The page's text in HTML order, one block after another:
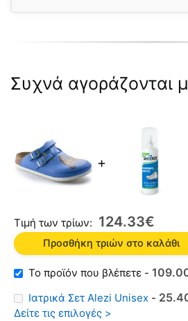
Συχνά αγοράζονται
+
Τιμή των τρίων: 124.33€
Προσθήκη τριών στο καλάθι
-
Ιατρικά Σετ Alezi Unisex -
Δείτε τις επιλογές >